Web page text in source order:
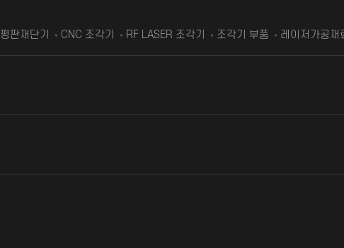
평판재단기 CNC 조각기 RF LASER 조각기 조각기 부품 레이저가공재